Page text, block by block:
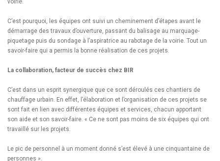
voirie.
C’est pourquoi, les équipes ont suivi un cheminement d’étapes avant le
démarrage des travaux d’ouverture, passant du balisage au marquage-
piquetage puis du sondage à l’aspiratrice au rabotage de la voirie. Tout un
savoir-faire qui a permis la bonne réalisation de ces projets.
La collaboration, facteur de succès chez BIR
C’est dans un esprit synergique que ce sont déroulés ces chantiers de
chauffage urbain. En effet, l’élaboration et l’organisation de ces projets se
sont fait en lien avec différentes équipes et services, chacun apportant
son aide et son savoir-faire. « Ce ne sont pas moins de six équipes qui ont
travaillé sur les projets.
Le pic de personnel à un moment donné s’est élevé à une cinquantaine de
personnes ».